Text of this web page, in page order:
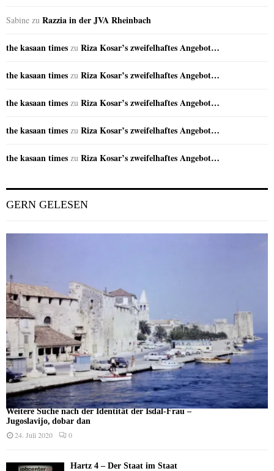
Sabine zu Razzia in der JVA Rheinbach
the kasaan times zu Riza Kosar’s zweifelhaftes Angebot…
the kasaan times zu Riza Kosar’s zweifelhaftes Angebot…
the kasaan times zu Riza Kosar’s zweifelhaftes Angebot…
the kasaan times zu Riza Kosar’s zweifelhaftes Angebot…
the kasaan times zu Riza Kosar’s zweifelhaftes Angebot…
GERN GELESEN
Weitere Suche nach der Identität der Isdal-Frau –
Jugoslavijo, dobar dan
24. Juli 2020 0
Hartz 4 – Der Staat im Staat